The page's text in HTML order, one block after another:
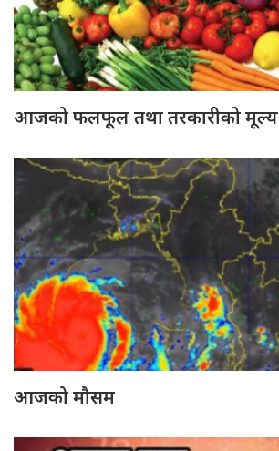
आजको फलफूल तथा तरकारीको मूल्य
आजको मौसम